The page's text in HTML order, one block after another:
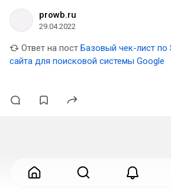
prowb.ru
29.04.2022
Ответ на пост Базовый чек-лист по
сайта для поисковой системы Google